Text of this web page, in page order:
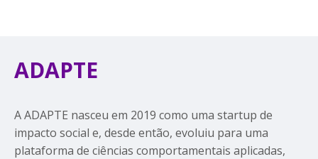
ADAPTE
A ADAPTE nasceu em 2019 como uma startup de
impacto social e, desde então, evoluiu para uma
plataforma de ciências comportamentais aplicadas,